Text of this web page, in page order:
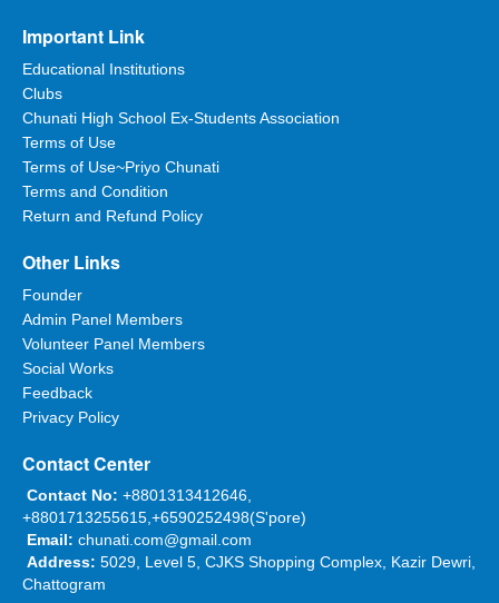
Important Link
Educational Institutions
Clubs
Chunati High School Ex-Students Association
Terms of Use
Terms of Use~Priyo Chunati
Terms and Condition
Return and Refund Policy
Other Links
Founder
Admin Panel Members
Volunteer Panel Members
Social Works
Feedback
Privacy Policy
Contact Center
Contact No: +8801313412646,
+8801713255615,+6590252498(S'pore)
Email: chunati.com@gmail.com
Address: 5029, Level 5, CJKS Shopping Complex, Kazir Dewri,
Chattogram